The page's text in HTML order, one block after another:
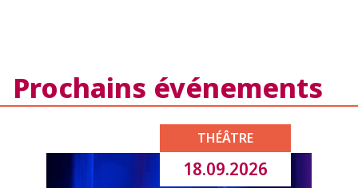
Prochains événements
THÉÂTRE
18.09.2026